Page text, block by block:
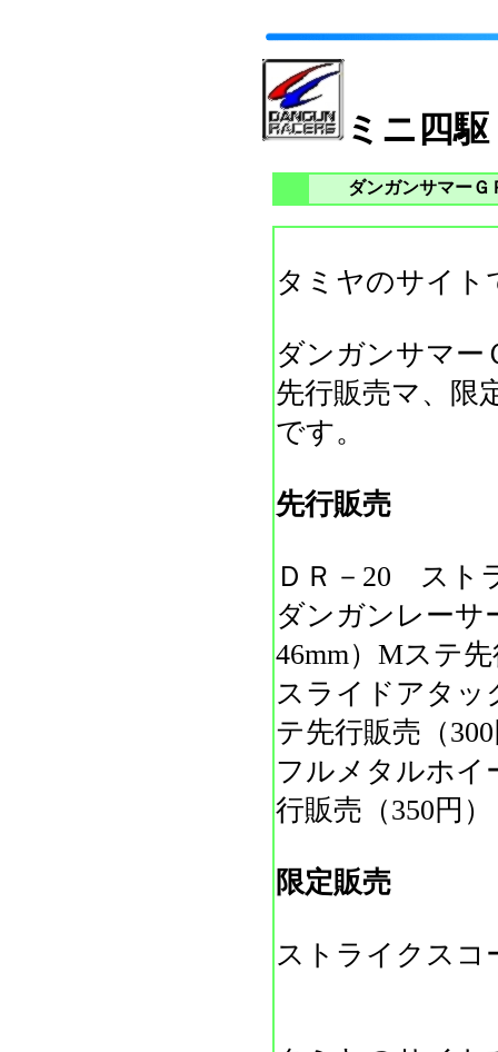
ミニ四
ダンガンサマーＧ
タミヤのサイト
ダンガンサマー
先行販売マ、限
です。
先行販売
ＤＲ－20 スト
ダンガンレーサ
46mm）Mステ
スライドアタッ
テ先行販売（
フルメタルホイ
行販売（350円）
限定販売
ストライクスコ